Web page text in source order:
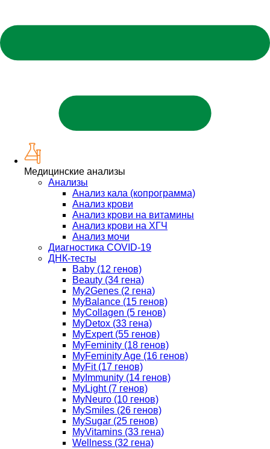
Медицинские анализы
Анализы
Анализ кала (копрограмма)
Анализ крови
Анализ крови на витамины
Анализ крови на ХГЧ
Анализ мочи
Диагностика COVID-19
ДНК-тесты
Baby (12 генов)
Beauty (34 гена)
My2Genes (2 гена)
MyBalance (15 генов)
MyCollagen (5 генов)
MyDetox (33 гена)
MyExpert (55 генов)
MyFeminity (18 генов)
MyFeminity Age (16 генов)
MyFit (17 генов)
MyImmunity (14 генов)
MyLight (7 генов)
MyNeuro (10 генов)
MySmiles (26 генов)
MySugar (25 генов)
MyVitamins (33 гена)
Wellness (32 гена)